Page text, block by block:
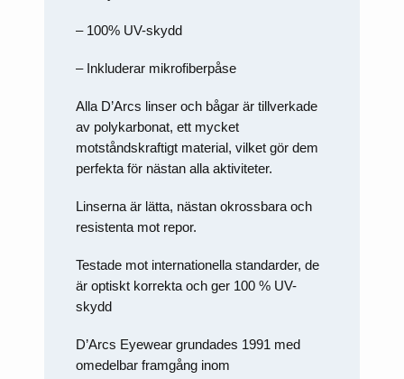
– 100% UV-skydd
– Inkluderar mikrofiberpåse
Alla D’Arcs linser och bågar är tillverkade
av polykarbonat, ett mycket
motståndskraftigt material, vilket gör dem
perfekta för nästan alla aktiviteter.
Linserna är lätta, nästan okrossbara och
resistenta mot repor.
Testade mot internationella standarder, de
är optiskt korrekta och ger 100 % UV-
skydd
D’Arcs Eyewear grundades 1991 med
omedelbar framgång inom